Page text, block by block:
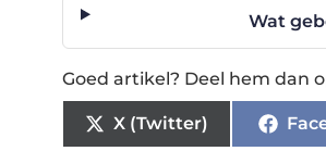
Wat
Goed artikel? Deel hem dan
X (Twitter)